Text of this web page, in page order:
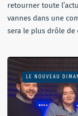
retourner toute
vannes dans une
sera le plus drôle de
LE NOUVEAU